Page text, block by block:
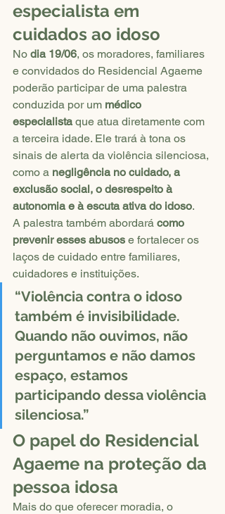
especialista em
cuidados ao idoso
No dia 19/06, os moradores, familiares
e convidados do Residencial Agaeme
poderão participar de uma palestra
conduzida por um médico
especialista que atua diretamente com
a terceira idade. Ele trará à tona os
sinais de alerta da violência silenciosa,
como a negligência no cuidado, a
exclusão social, o desrespeito à
autonomia e à escuta ativa do idoso.
A palestra também abordará como
prevenir esses abusos e fortalecer os
laços de cuidado entre familiares,
cuidadores e instituições.
“Violência contra o idoso
também é invisibilidade.
Quando não ouvimos, não
perguntamos e não damos
espaço, estamos
participando dessa violência
silenciosa.”
O papel do Residencial
Agaeme na proteção da
pessoa idosa
Mais do que oferecer moradia, o